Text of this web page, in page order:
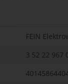
FEIN
3 52 22 967